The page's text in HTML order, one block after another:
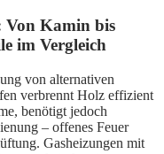
Von Kamin bis
im Vergleich
von alternativen
verbrennt Holz effizient
benötigt jedoch
– offenes Feuer
Gasheizungen mit